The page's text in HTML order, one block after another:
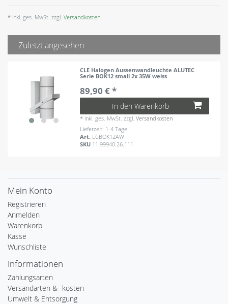
* inkl. ges. MwSt. zzgl. Versandkosten
Zuletzt angesehen
CLE Halogen Aussenwandleuchte ALUTEC
Serie BOK12 small 2x 35W weiss
89,90 € *
In den Warenkorb
* inkl. ges. MwSt. zzgl.Versandkosten
Lieferzeit: 1-4 Tage
Art. LCBOK12AW
SKU 11.99940.26.111
Mein Konto
Registrieren
Anmelden
Warenkorb
Kasse
Wunschliste
Informationen
Zahlungsarten
Versandarten & -kosten
Umwelt & Entsorgung